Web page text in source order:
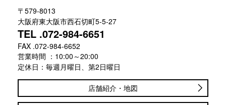
〒579-8013
大阪府東大阪市西石切町5-5-27
TEL .072-984-6651
FAX .072-984-6652
営業時間 ：10:00～20:00
定休日：毎週月曜日、第2日曜日
店舗紹介・地図